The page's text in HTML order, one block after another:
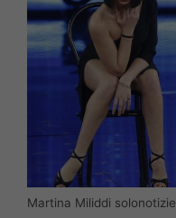
Martina Miliddi solonotizie